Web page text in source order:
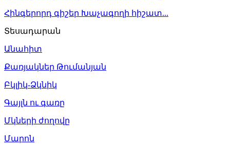
Հինգերորդ գիշեր Խաչագողի հիշատ...
Տեսադարան
Անահիտ
Քառյակներ Թումանյան
Բկլիկ-Ձկնիկ
Գայլն ու գառը
Մկների ժողովը
Մարոն